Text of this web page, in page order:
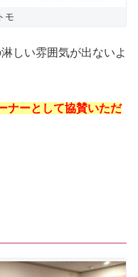
モ
しい雰囲気が出ないよ
ナーとして協賛いただ